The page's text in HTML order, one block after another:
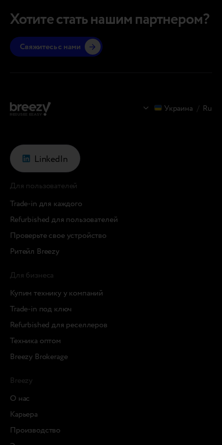
уже работает на европейском рынке и теперь
внедряется в Украине как первое подобное
решение в стране. В…
очень
Украина / Ru
Хотите стать нашим партнером?
Свяжитесь с нами
LinkedIn
Для пользователей
Trade-in для каждого
Refurbished для пользователей
Проверьте свое устройство
Ритейл Breezy
Для бизнеса
Купим технику у компаний
Trade-in под ключ
Refurbished для реселлеров
Техника оптом
Breezy Brokerage
Breezy
О нас
Карьера
Производство